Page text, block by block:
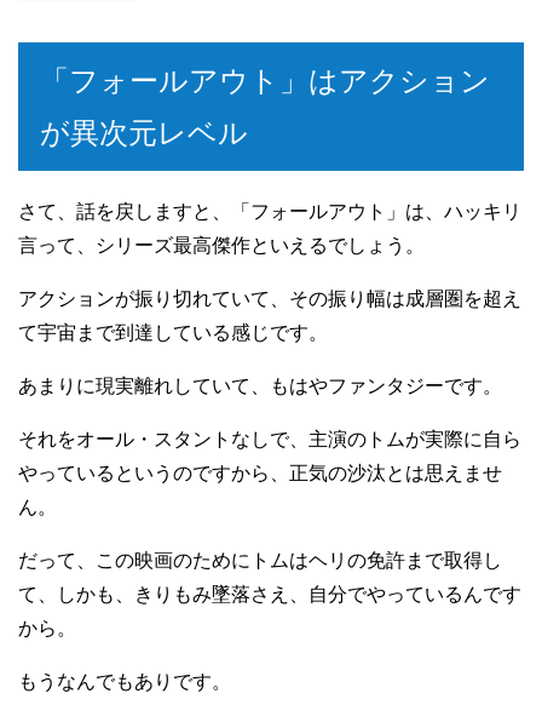
「フォールアウト」はアクション
が異次元レベル
さて、話を戻しますと、「フォールアウト」は、ハッキリ
言って、シリーズ最高傑作といえるでしょう。
アクションが振り切れていて、その振り幅は成層圏を超え
て宇宙まで到達している感じです。
あまりに現実離れしていて、もはやファンタジーです。
それをオール・スタントなしで、主演のトムが実際に自ら
やっているというのですから、正気の沙汰とは思えませ
ん。
だって、この映画のためにトムはヘリの免許まで取得し
て、しかも、きりもみ墜落さえ、自分でやっているんです
から。
もうなんでもありです。